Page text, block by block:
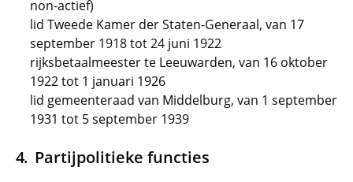
non-actief)
lid Tweede Kamer der Staten-Generaal, van 17
september 1918 tot 24 juni 1922
rijksbetaalmeester te Leeuwarden, van 16 oktober
1922 tot 1 januari 1926
lid gemeenteraad van Middelburg, van 1 september
1931 tot 5 september 1939
Partijpolitieke functies